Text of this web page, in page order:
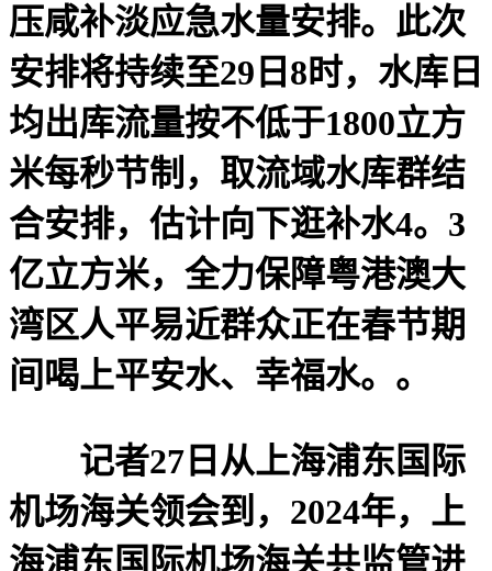
压咸补淡应急水量安排。此次
安排将持续至29日8时，水库日
均出库流量按不低于1800立方
米每秒节制，取流域水库群结
合安排，估计向下逛补水4。3
亿立方米，全力保障粤港澳大
湾区人平易近群众正在春节期
间喝上平安水、幸福水。。
记者27日从上海浦东国际
机场海关领会到，2024年，上
海浦东国际机场海关共监管进